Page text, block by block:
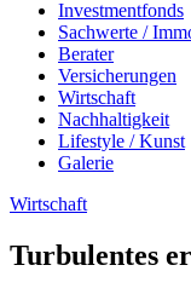
Investmentfonds
Sachwerte /
Berater
Versicherungen
Wirtschaft
Nachhaltigkeit
Lifestyle / Kunst
Galerie
Wirtschaft
Turbulentes